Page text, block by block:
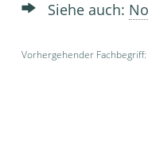
Siehe auch:
Vorhergehender Fachbegriff: